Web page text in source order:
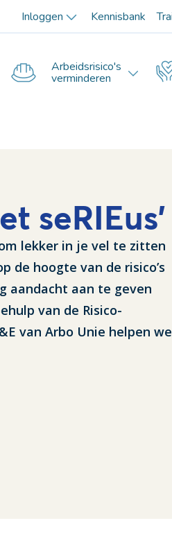
Inloggen Kennisbank
Arbeidsrisico's
verminderen
seRIEus'
lekker in je vel te zitten
de hoogte van de risico’s
aandacht aan te geven
van de Risico-
van Arbo Unie helpen we